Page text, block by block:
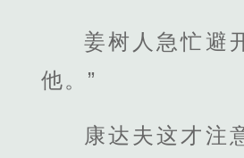
姜树人急忙避
他。”
康达夫这才注